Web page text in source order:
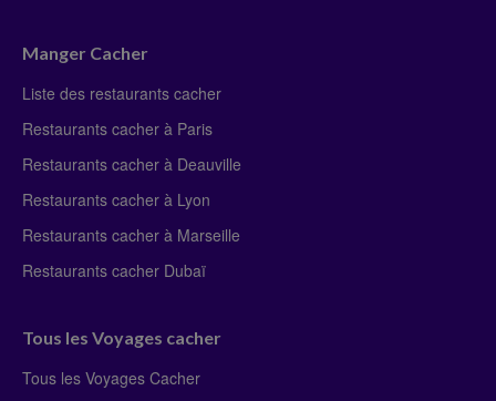
Manger Cacher
Liste des restaurants cacher
Restaurants cacher à Paris
Restaurants cacher à Deauville
Restaurants cacher à Lyon
Restaurants cacher à Marseille
Restaurants cacher Dubaï
Tous les Voyages cacher
Tous les Voyages Cacher